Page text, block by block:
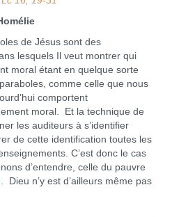
de Jésus sont des
lesquels Il veut montrer qui
moral étant en quelque sorte
comme celle que nous
comportent
moral. Et la technique de
les auditeurs à s’identifier
de cette identification toutes les
C’est donc le cas
d’entendre, celle du pauvre
Dieu n’y est d’ailleurs même pas